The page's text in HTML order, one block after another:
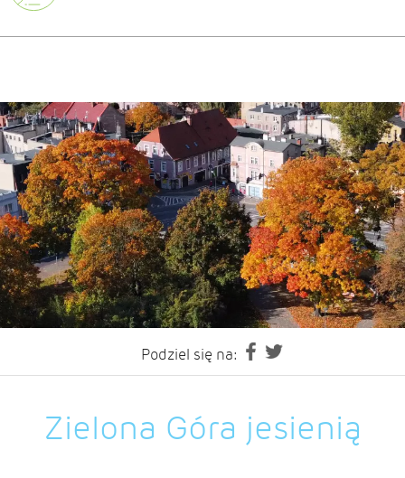
Podziel się na:
Zielona Góra jesienią